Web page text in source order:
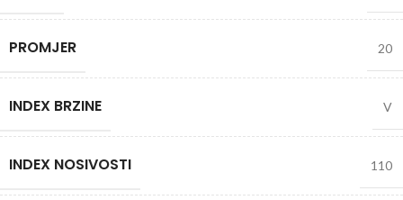
PROMJER 20
INDEX BRZINE V
INDEX NOSIVOSTI 110